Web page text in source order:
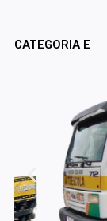
CATEGORIA E